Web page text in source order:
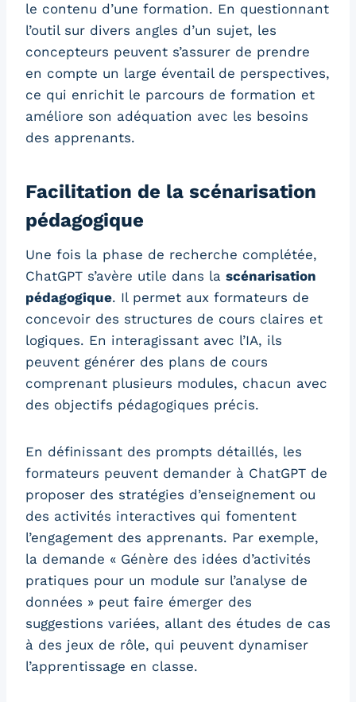
le contenu d’une formation. En questionnant
l’outil sur divers angles d’un sujet, les
concepteurs peuvent s’assurer de prendre
en compte un large éventail de perspectives,
ce qui enrichit le parcours de formation et
améliore son adéquation avec les besoins
des apprenants.
Facilitation de la scénarisation
pédagogique
Une fois la phase de recherche complétée,
ChatGPT s’avère utile dans la scénarisation
pédagogique. Il permet aux formateurs de
concevoir des structures de cours claires et
logiques. En interagissant avec l’IA, ils
peuvent générer des plans de cours
comprenant plusieurs modules, chacun avec
des objectifs pédagogiques précis.
En définissant des prompts détaillés, les
formateurs peuvent demander à ChatGPT de
proposer des stratégies d’enseignement ou
des activités interactives qui fomentent
l’engagement des apprenants. Par exemple,
la demande « Génère des idées d’activités
pratiques pour un module sur l’analyse de
données » peut faire émerger des
suggestions variées, allant des études de cas
à des jeux de rôle, qui peuvent dynamiser
l’apprentissage en classe.